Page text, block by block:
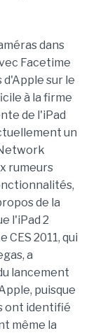
dans
Facetime
d'Apple sur le
à la firme
de l'iPad
un
rumeurs
de la
l'iPad 2
2011, qui
a
lancement
puisque
ont identifié
même la